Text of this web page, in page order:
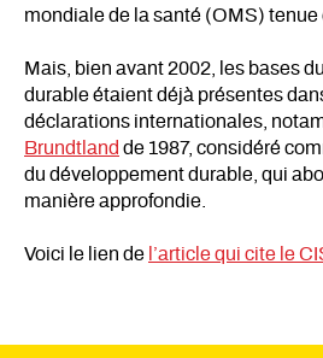
mondiale de la santé (OMS) tenue
Mais, bien avant 2002, les bases
durable étaient déjà présentes
déclarations internationales,
Brundtland de 1987, considéré
du développement durable, qui
manière approfondie.
Voici le lien de l’article qui cite le